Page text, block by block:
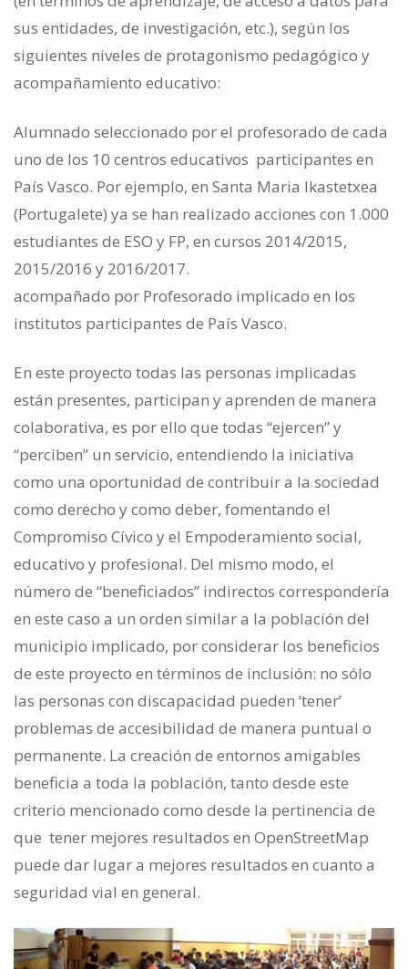
sus entidades, de investigación, etc.), según los
siguientes niveles de protagonismo pedagógico y
acompañamiento educativo:
Alumnado seleccionado por el profesorado de cada
uno de los 10 centros educativos participantes en
País Vasco. Por ejemplo, en Santa Maria Ikastetxea
(Portugalete) ya se han realizado acciones con 1.000
estudiantes de ESO y FP, en cursos 2014/2015,
2015/2016 y 2016/2017.
acompañado por Profesorado implicado en los
institutos participantes de País Vasco.
En este proyecto todas las personas implicadas
están presentes, participan y aprenden de manera
colaborativa, es por ello que todas “ejercen” y
“perciben” un servicio, entendiendo la iniciativa
como una oportunidad de contribuir a la sociedad
como derecho y como deber, fomentando el
Compromiso Cívico y el Empoderamiento social,
educativo y profesional. Del mismo modo, el
número de “beneficiados” indirectos correspondería
en este caso a un orden similar a la población del
municipio implicado, por considerar los beneficios
de este proyecto en términos de inclusión: no sólo
las personas con discapacidad pueden ‘tener’
problemas de accesibilidad de manera puntual o
permanente. La creación de entornos amigables
beneficia a toda la población, tanto desde este
criterio mencionado como desde la pertinencia de
que tener mejores resultados en OpenStreetMap
puede dar lugar a mejores resultados en cuanto a
seguridad vial en general.